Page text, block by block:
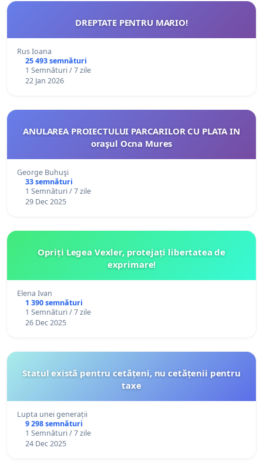
DREPTATE PENTRU MARIO!
Rus Ioana
25 493 semnături
1 Semnături / 7 zile
22 Jan 2026
ANULAREA PROIECTULUI PARCARILOR CU PLATA IN
oraşul Ocna Mures
George Buhuşi
33 semnături
1 Semnături / 7 zile
29 Dec 2025
Opriți Legea Vexler, protejați libertatea de
exprimare!
Elena Ivan
1 390 semnături
1 Semnături / 7 zile
26 Dec 2025
Statul există pentru cetățeni, nu cetățenii pentru
taxe
Lupta unei generații
9 298 semnături
1 Semnături / 7 zile
24 Dec 2025